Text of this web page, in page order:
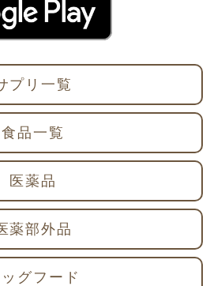
プリ一覧
食品一覧
医薬品
薬部外品
ッグフード